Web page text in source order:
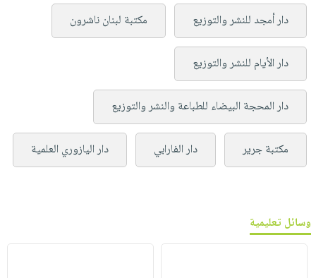
دار أمجد للنشر والتوزيع مكتبة لبنان ناشرون
دار الأيام للنشر والتوزيع
دار المحجة البيضاء للطباعة والنشر والتوزيع
مكتبة جرير دار الفارابي دار اليازوري العلمية
وسائل تعليمية